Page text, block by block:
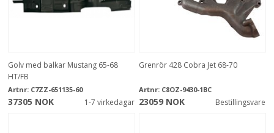
Golv med balkar Mustang 65-68
HT/FB
Artnr: C7ZZ-651135-60
37305 NOK 1-7 virkedagar
Grenrör 428 Cobra Jet 68-70
Artnr: C8OZ-9430-1BC
23059 NOK Bestillingsvare